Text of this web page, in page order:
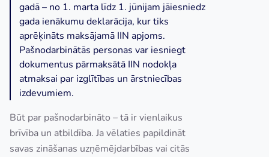
gadā – no 1. marta līdz 1. jūnijam jāiesniedz
gada ienākumu deklarācija, kur tiks
aprēķināts maksājamā IIN apjoms.
Pašnodarbinātās personas var iesniegt
dokumentus pārmaksātā IIN nodokļa
atmaksai par izglītības un ārstniecības
izdevumiem.
Būt par pašnodarbināto – tā ir vienlaikus
brīvība un atbildība. Ja vēlaties papildināt
savas zināšanas uzņēmējdarbības vai citās